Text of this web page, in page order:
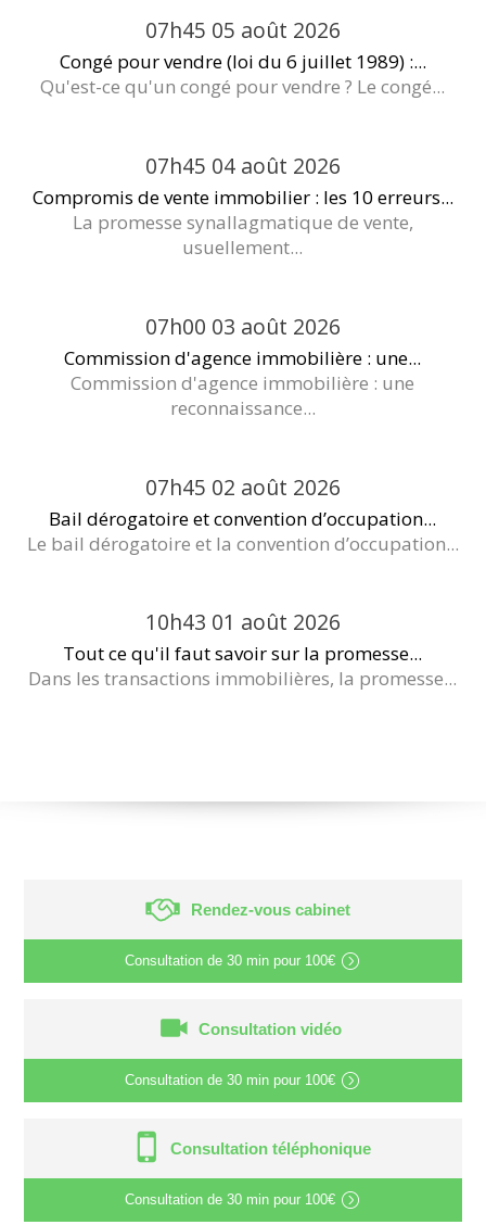
07h45 05 août 2026
Congé pour vendre (loi du 6 juillet 1989) :...
Qu'est-ce qu'un congé pour vendre ? Le congé...
07h45 04 août 2026
Compromis de vente immobilier : les 10 erreurs...
La promesse synallagmatique de vente,
usuellement...
07h00 03 août 2026
Commission d'agence immobilière : une...
Commission d'agence immobilière : une
reconnaissance...
07h45 02 août 2026
Bail dérogatoire et convention d’occupation...
Le bail dérogatoire et la convention d’occupation...
10h43 01 août 2026
Tout ce qu'il faut savoir sur la promesse...
Dans les transactions immobilières, la promesse...
Rendez-vous cabinet
Consultation de 30 min pour 100€
Consultation vidéo
Consultation de 30 min pour 100€
Consultation téléphonique
Consultation de 30 min pour 100€